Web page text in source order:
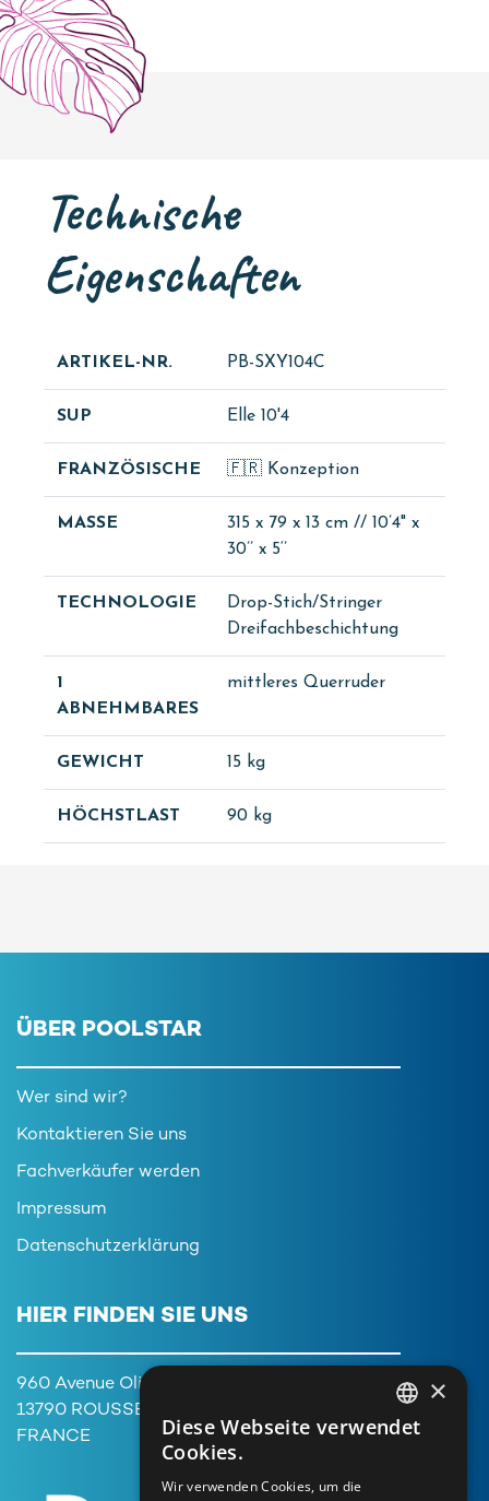
Technische
Eigenschaften
ARTIKEL-NR. PB-SXY104C
SUP Elle 10'4
FRANZÖSISCHE 🇫🇷 Konzeption
MASSE
315 x 79 x 13 cm // 10’4" x
30’’ x 5‘’
TECHNOLOGIE
Drop-Stich/Stringer
Dreifachbeschichtung
1
ABNEHMBARES
mittleres Querruder
GEWICHT 15 kg
HÖCHSTLAST 90 kg
ÜBER POOLSTAR
Wer sind wir?
Kontaktieren Sie uns
Fachverkäufer werden
Impressum
Datenschutzerklärung
HIER FINDEN SIE UNS
960 Avenue Olivier Perroy,
13790 ROUSSET
FRANCE
FRENCH
×
Diese Webseite verwendet
Cookies.
Wir verwenden Cookies, um die